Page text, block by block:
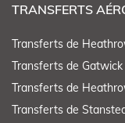
TRANSFERTS
Transferts de
Transferts de
Transferts de
Transferts de